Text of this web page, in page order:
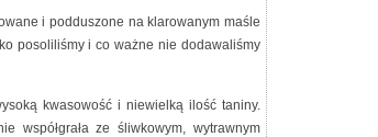
i podduszone na klarowanym maśle
posoliliśmy i co ważne nie dodawaliśmy
kwasowość i niewielką ilość taniny.
współgrała ze śliwkowym, wytrawnym